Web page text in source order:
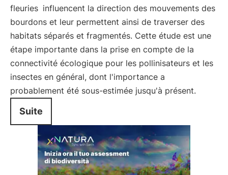
fleuries influencent la direction des mouvements des
bourdons et leur permettent ainsi de traverser des
habitats séparés et fragmentés. Cette étude est une
étape importante dans la prise en compte de la
connectivité écologique pour les pollinisateurs et les
insectes en général, dont l'importance a
probablement été sous-estimée jusqu'à présent.
Suite